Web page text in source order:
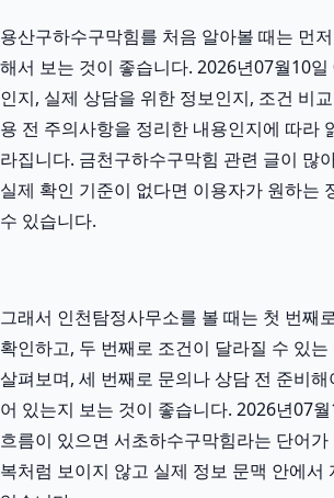
용산구하수구막힘를 처음 알아볼 때는 먼
해서 보는 것이 좋습니다. 2026년07월10
인지, 실제 상담을 위한 정보인지, 조건 비
용 전 주의사항을 정리한 내용인지에 따라
라집니다. 금천구하수구막힘 관련 글이 많
실제 확인 기준이 없다면 이용자가 원하는
수 있습니다.
그래서 인천탐정사무소를 볼 때는 첫 번째
확인하고, 두 번째로 조건이 달라질 수 있
살펴보며, 세 번째로 문의나 상담 전 준비
어 있는지 보는 것이 좋습니다. 2026년07
흐름이 있으면 서초하수구막힘라는 단어
복처럼 보이지 않고 실제 정보 문맥 안에서